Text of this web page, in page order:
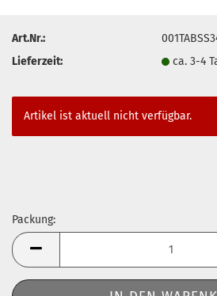
Art.Nr.:
Lieferzeit:
ca. 3-4
Artikel ist aktuell nicht verfügbar.
Packung:
Packung